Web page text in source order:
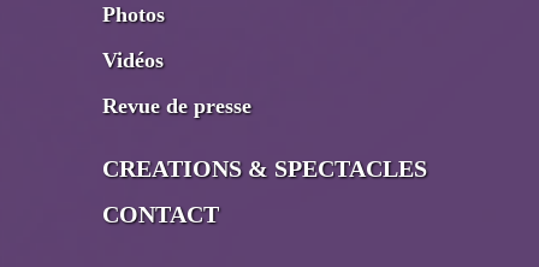
Photos
Vidéos
Revue de presse
CREATIONS & SPECTACLES
CONTACT